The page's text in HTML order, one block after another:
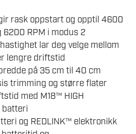
rask oppstart og opptil 4600
6200 RPM i modus 2
lar deg velge mellom
lengre driftstid
på 35 cm til 40 cm
trimming og større flater
med M18™ HIGH
batteri
og REDLINK™ elektronikk